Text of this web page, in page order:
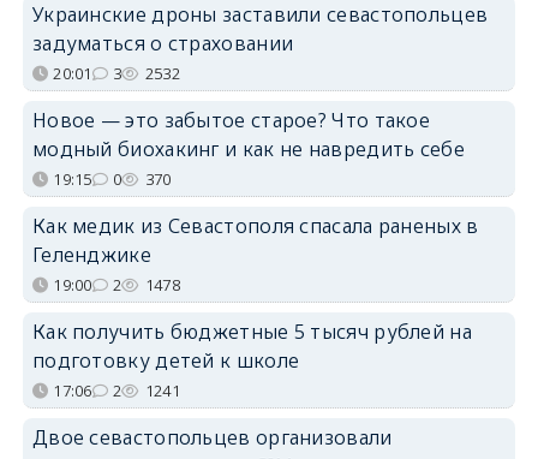
Украинские дроны заставили севастопольцев
задуматься о страховании
20:01 3 2532
Новое — это забытое старое? Что такое
модный биохакинг и как не навредить себе
19:15 0 370
Как медик из Севастополя спасала раненых в
Геленджике
19:00 2 1478
Как получить бюджетные 5 тысяч рублей на
подготовку детей к школе
17:06 2 1241
Двое севастопольцев организовали